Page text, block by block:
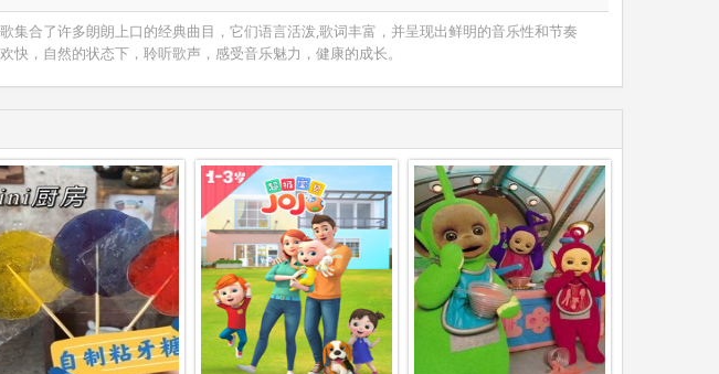
合了许多朗朗上口的经典曲目，它们语言活泼,歌词丰富，并呈现出鲜明的音乐性和节奏
，自然的状态下，聆听歌声，感受音乐魅力，健康的成长。